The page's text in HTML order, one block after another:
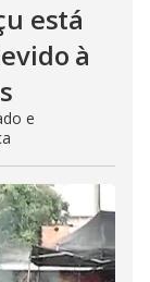
está
à
e